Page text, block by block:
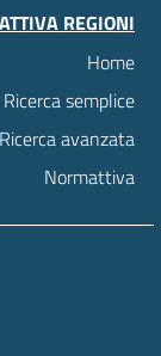
REGIONI
Home
Ricerca semplice
Ricerca avanzata
Normattiva